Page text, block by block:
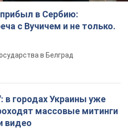
в Сербию:
с Вучичем и не только.
в Белград
в городах Украины уже
массовые митинги
видео